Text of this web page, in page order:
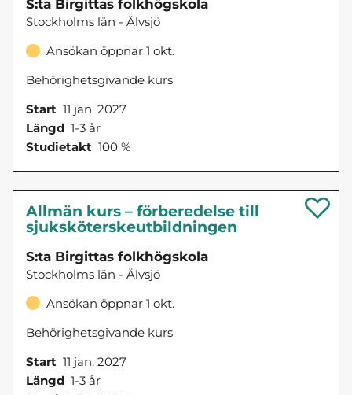
S:ta Birgittas folkhögskola
Stockholms län - Älvsjö
Ansökan öppnar 1 okt.
Behörighetsgivande kurs
Start 11 jan. 2027
Längd 1-3 år
Studietakt 100 %
Allmän kurs – förberedelse till
sjuksköterskeutbildningen
S:ta Birgittas folkhögskola
Stockholms län - Älvsjö
Ansökan öppnar 1 okt.
Behörighetsgivande kurs
Start 11 jan. 2027
Längd 1-3 år